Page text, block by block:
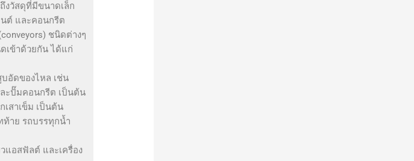
งวัสดุที่มีขนาดเล็ก
นต์ และคอนกรีต
ชนิดต่างๆ
เข้าด้วยกัน ได้แก่
อัดของไหล เช่น
ละปั๊มคอนกรีต เป็นต้น
เสาเข็ม เป็นต้น
ท้าย รถบรรทุกน้ำ
แอสฟัลต์ และเครื่อง